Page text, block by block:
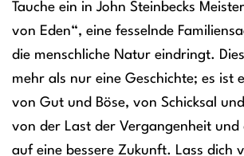
Tauche ein in John Steinbecks
von Eden“, eine fesselnde
die menschliche Natur eindringt.
mehr als nur eine Geschichte; es ist
von Gut und Böse, von Schicksal
von der Last der Vergangenheit und
auf eine bessere Zukunft. Lass dich